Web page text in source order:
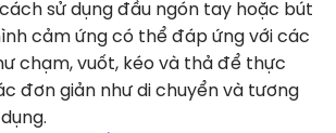
sử dụng đầu ngón tay hoặc bút
cảm ứng có thể đáp ứng với các
chạm, vuốt, kéo và thả để thực
đơn giản như di chuyển và tương